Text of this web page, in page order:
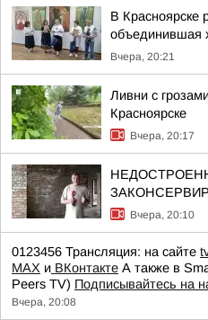
В Красноярске
объединившая
Вчера, 20:21
Ливни с
Красноярске
Вчера, 20:17
Вчера, 20:10
0123456 Трансляция: на сайте
МАХ и ВКонтакте А также в
Peers TV) Подписывайтесь на
Вчера, 20:08